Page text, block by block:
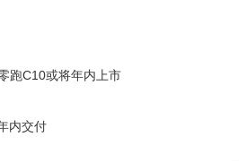
跑C10或将年内上市
内交付